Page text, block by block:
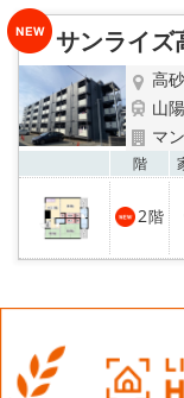
サンライズ
高
山
マ
階
2階